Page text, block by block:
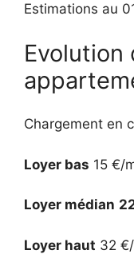
Estimations au
Evolution
Chargement en
Loyer bas 15 €/
Loyer médian
Loyer haut 32